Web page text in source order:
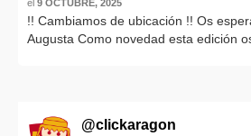
el 9 OCTUBRE, 2025
!! Cambiamos de ubicación !! Os
Augusta Como novedad esta edición
@clickaragon